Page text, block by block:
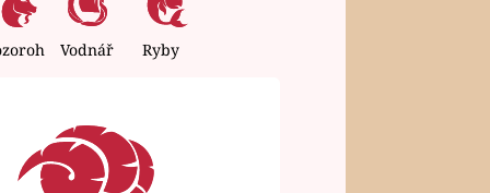
Vodnář Ryby